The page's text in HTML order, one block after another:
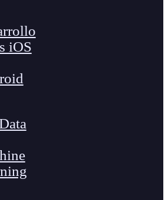
iOS